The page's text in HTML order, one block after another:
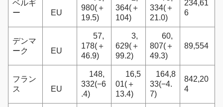
ベルギ
ー
EU
980(＋
19.5)
364(＋
104)
334(＋
21.0)
234,61
6
デンマ
ーク
EU
57,
178(＋
46.9)
3,
629(＋
99.2)
60,
807(＋
49.3)
89,554
フラン
ス
EU
148,
332(−6
.4)
16,5
01(＋
13.4)
164,8
33(−4.
7)
842,20
4